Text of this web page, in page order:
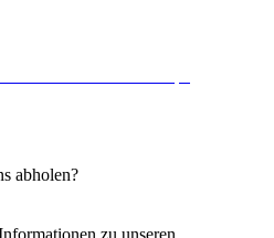
abholen?
zu unseren